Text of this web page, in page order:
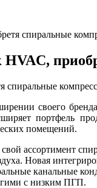
спиральные
своего
портфель
помещений.
ассортимент
Новая
канальные
с низким ПГП.